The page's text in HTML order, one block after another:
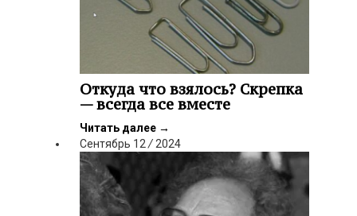
Откуда что взялось? Скрепка
— всегда все вместе
Читать далее →
Сентябрь 12 / 2024